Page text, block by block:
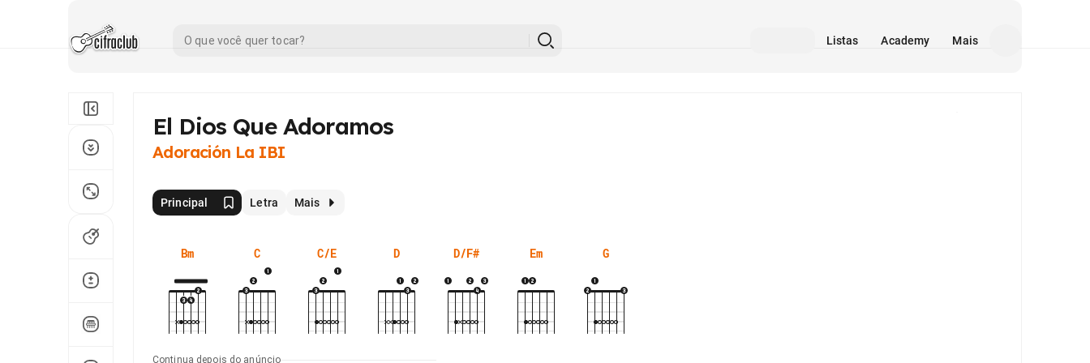
Listas Academy Mais
El Dios Que Adoramos
Adoración La IBI
Principal Letra Mais
Bm C C/E D D/F# Em G
Continua depois do anúncio